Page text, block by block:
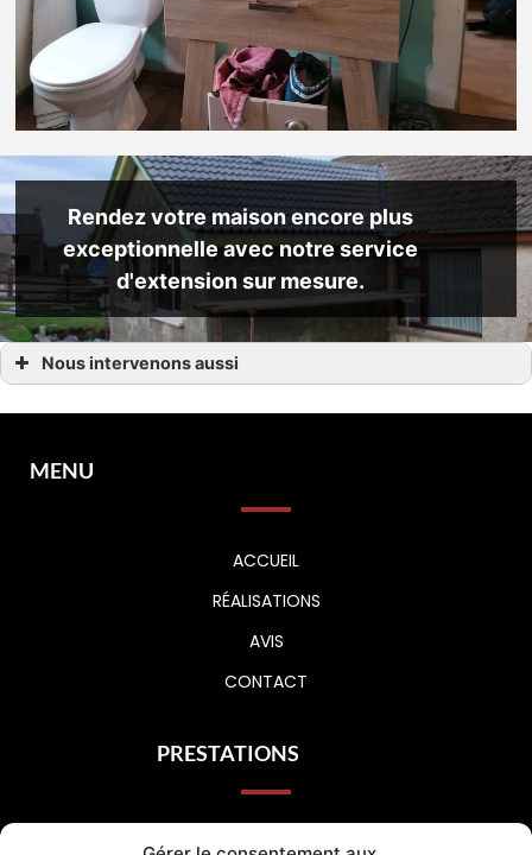
Rendez votre maison encore plus
exceptionnelle avec notre service
d'extension sur mesure.
Nous intervenons aussi
Rénovation intérieure Fauville en Caux
Rénovation intérieure Saint Léonard
MENU
ACCUEIL
RÉALISATIONS
AVIS
CONTACT
PRESTATIONS
MAÇONNERIE